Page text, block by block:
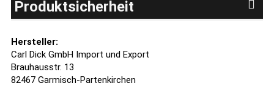
Produktsicherheit
Hersteller:
Carl Dick GmbH Import und Export
Brauhausstr. 13
82467 Garmisch-Partenkirchen